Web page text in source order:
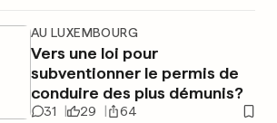
AU LUXEMBOURG
Vers une loi pour
subventionner le permis de
conduire des plus démunis?
31 29 64